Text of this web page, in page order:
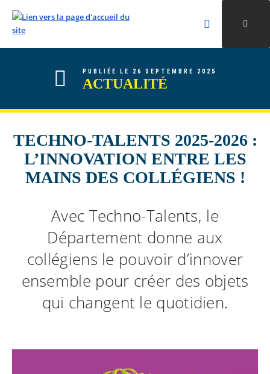
ALLER AU CONTENU
ALLER AU MENU
ALLER À LA RECHERCHE
Rechercher
Valider la
PUBLIÉE LE 26 SEPTEMBRE 2025
ACTUALITÉ
TECHNO-TALENTS 2025-2026 :
L’INNOVATION ENTRE LES
MAINS DES COLLÉGIENS !
Avec Techno-Talents, le
Département donne aux
collégiens le pouvoir d’innover
ensemble pour créer des objets
qui changent le quotidien.